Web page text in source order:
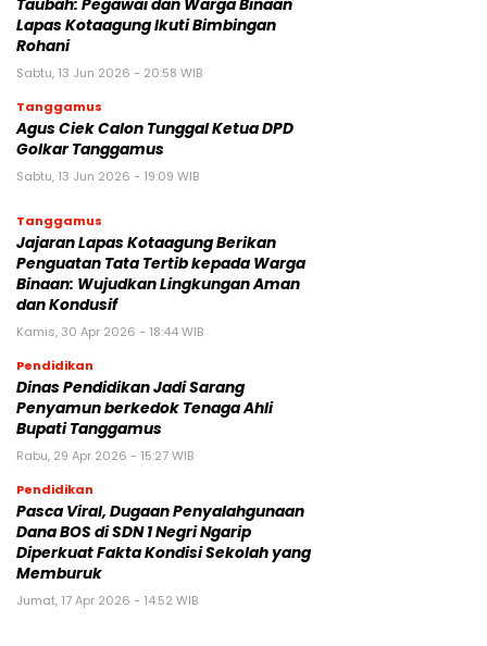
Taubah: Pegawai dan Warga Binaan
Lapas Kotaagung Ikuti Bimbingan
Rohani
Sabtu, 13 Jun 2026 - 20:58 WIB
Tanggamus
Agus Ciek Calon Tunggal Ketua DPD
Golkar Tanggamus
Sabtu, 13 Jun 2026 - 19:09 WIB
Tanggamus
Jajaran Lapas Kotaagung Berikan
Penguatan Tata Tertib kepada Warga
Binaan: Wujudkan Lingkungan Aman
dan Kondusif
Kamis, 30 Apr 2026 - 18:44 WIB
Pendidikan
Dinas Pendidikan Jadi Sarang
Penyamun berkedok Tenaga Ahli
Bupati Tanggamus
Rabu, 29 Apr 2026 - 15:27 WIB
Pendidikan
Pasca Viral, Dugaan Penyalahgunaan
Dana BOS di SDN 1 Negri Ngarip
Diperkuat Fakta Kondisi Sekolah yang
Memburuk
Jumat, 17 Apr 2026 - 14:52 WIB